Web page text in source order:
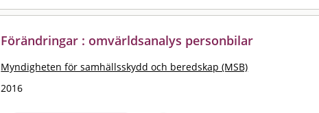
Förändringar : omvärldsanalys personbilar
Myndigheten för samhällsskydd och beredskap (MSB)
2016